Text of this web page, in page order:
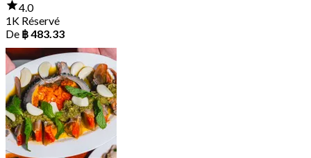
4.0
1K Réservé
De ฿ 483.33